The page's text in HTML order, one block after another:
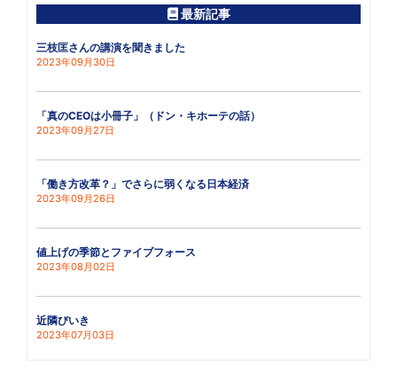
最新記事
三枝匡さんの講演を聞きました
2023年09月30日
「真のCEOは小冊子」（ドン・キホーテの話）
2023年09月27日
「働き方改革？」でさらに弱くなる日本経済
2023年09月26日
値上げの季節とファイブフォース
2023年08月02日
近隣びいき
2023年07月03日